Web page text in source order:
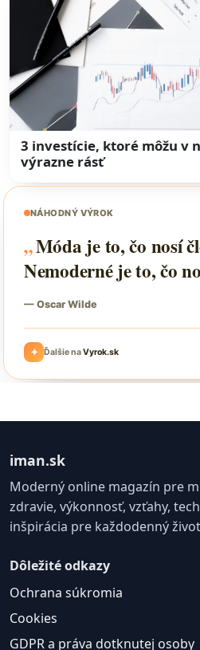
3 investície, ktoré môžu v
výrazne rásť
iman.sk
Moderný online magazín pre
zdravie, výkonnosť, vzťahy,
inšpirácia pre každodenný
Dôležité odkazy
Ochrana súkromia
Cookies
GDPR a práva dotknutej osoby